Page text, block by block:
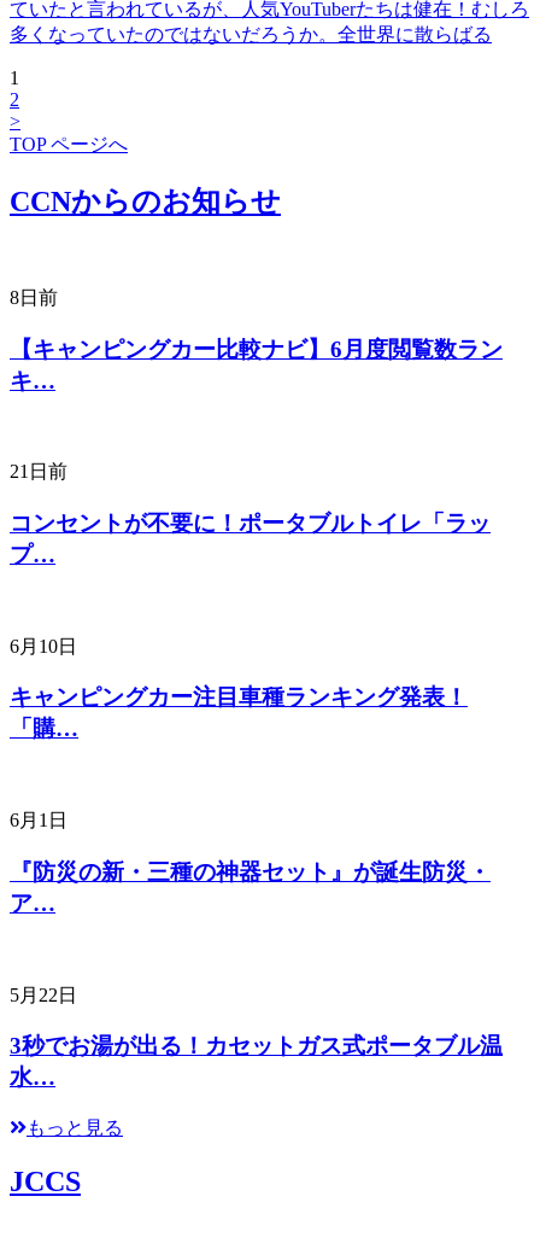
ていたと言われているが、人気YouTuberたちは健在！むしろ
多くなっていたのではないだろうか。全世界に散らばる
1
2
>
TOP ページへ
CCNからのお知らせ
8日前
【キャンピングカー比較ナビ】6月度閲覧数ラン
キ…
21日前
コンセントが不要に！ポータブルトイレ「ラッ
プ…
6月10日
キャンピングカー注目車種ランキング発表！
「購…
6月1日
『防災の新・三種の神器セット』が誕生防災・
ア…
5月22日
3秒でお湯が出る！カセットガス式ポータブル温
水…
もっと見る
JCCS